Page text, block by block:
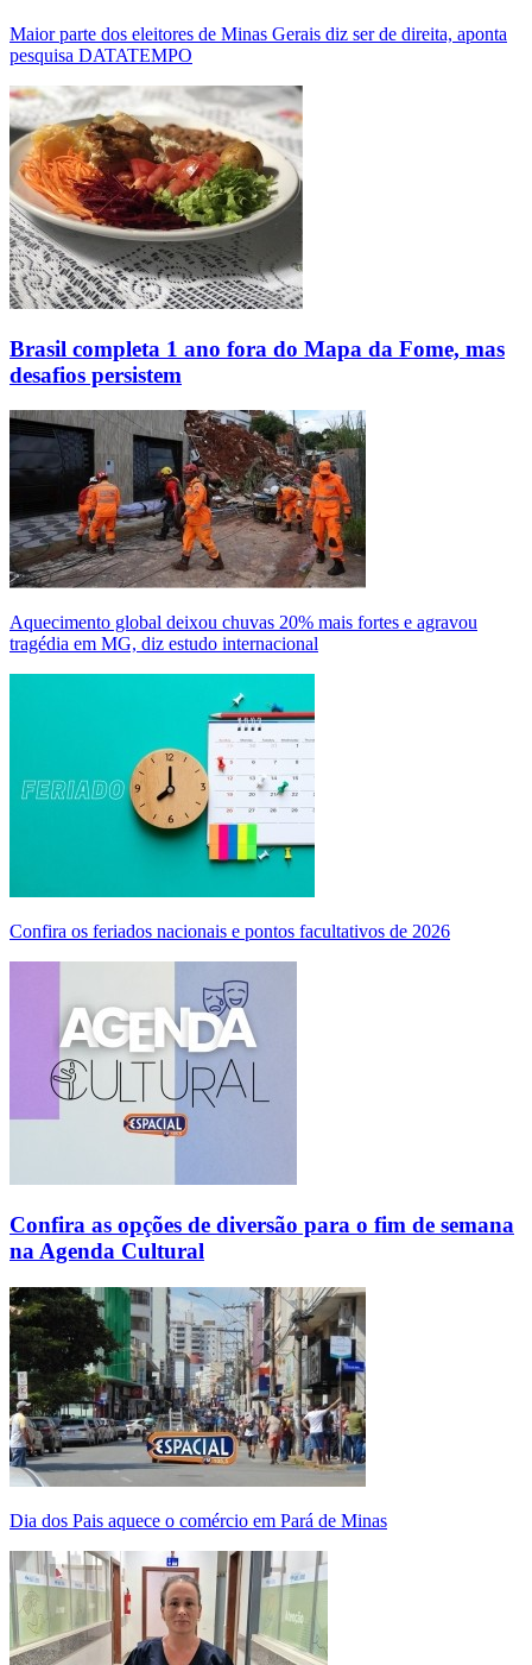
Maior parte dos eleitores de Minas Gerais diz ser de direita, aponta
pesquisa DATATEMPO
Brasil completa 1 ano fora do Mapa da Fome, mas
desafios persistem
Aquecimento global deixou chuvas 20% mais fortes e agravou
tragédia em MG, diz estudo internacional
Confira os feriados nacionais e pontos facultativos de 2026
Confira as opções de diversão para o fim de semana
na Agenda Cultural
Dia dos Pais aquece o comércio em Pará de Minas